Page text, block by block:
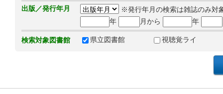
出版／発行年月
※発行年月の検索は雑誌のみ対
年
月から 年
検索対象図書館 県立図書館 視聴覚ライ